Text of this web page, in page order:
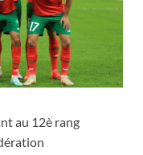
au 12è rang